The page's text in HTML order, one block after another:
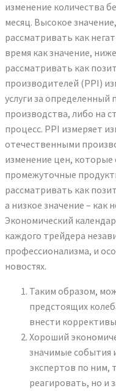
изменение количества
месяц. Высокое
рассматривать как
время как значение,
рассматривать как
производителей (PPI)
услуги за определенный
производства, либо на
процесс. PPI измеряет
отечественными
изменение цен, которые
промежуточные
рассматривать как
а низкое значение – как
Экономический
каждого трейдера
профессионализма, и
новостях.
Таким образом,
предстоящих
внести
Хороший
значимые события
экспертов по ним,
реагировать, но и